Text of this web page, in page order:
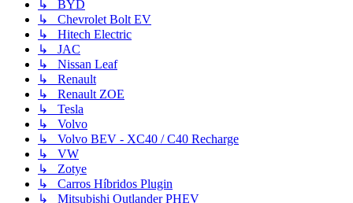
↳ BYD
↳ Chevrolet Bolt EV
↳ Hitech Electric
↳ JAC
↳ Nissan Leaf
↳ Renault
↳ Renault ZOE
↳ Tesla
↳ Volvo
↳ Volvo BEV - XC40 / C40 Recharge
↳ VW
↳ Zotye
↳ Carros Híbridos Plugin
↳ Mitsubishi Outlander PHEV